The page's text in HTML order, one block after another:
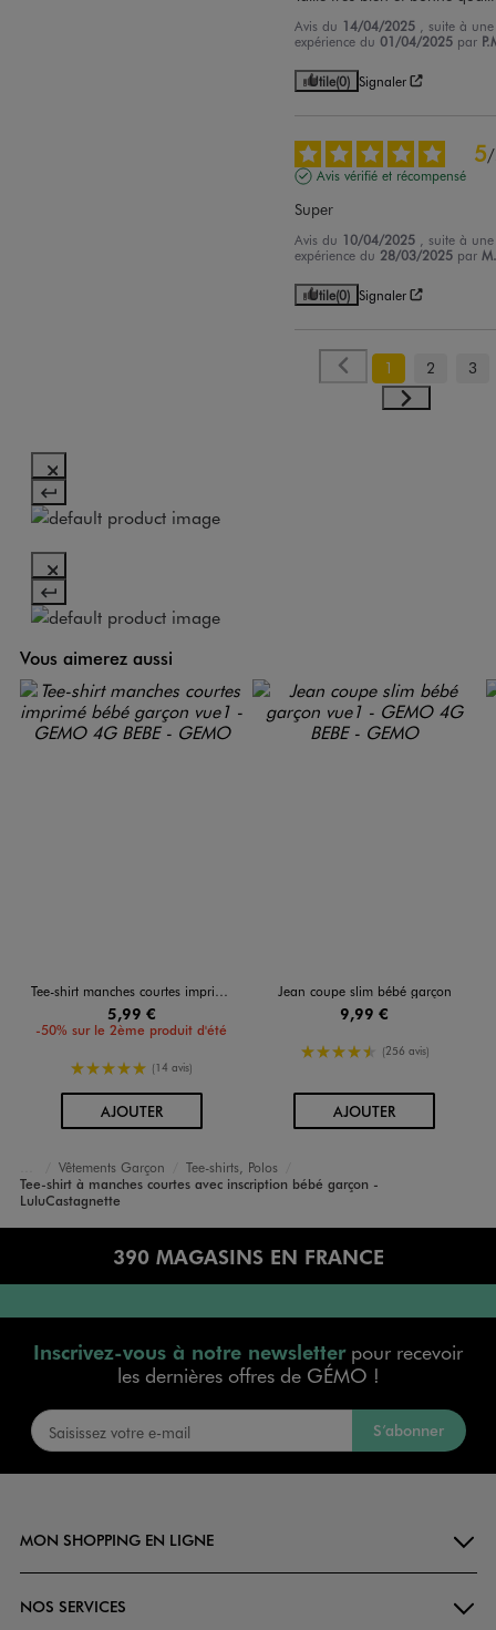
Avis du 14/04/2025
, suite à une
expérience du01/04/2025 par
Utile(0) Signaler
5/
Avis vérifié et récompensé
Super
Avis du 10/04/2025
, suite à une
expérience du 28/03/2025 par
Utile(0) Signaler
1 2 3
Vous aimerez aussi
Tee-shirt manches courtes imprimé bébé garçon
5,99 €
-50% sur le 2ème produit d'été
5/5 de moyenne
(14 avis)
AJOUTERAU PANIER
Jean coupe slim bébé garçon
9,99 €
4.5/5 de moyenne
(256 avis)
AJOUTERAU PANIER
Accueil
Bébé
Vêtements Garçon
Tee-shirts, Polos
Tee-shirt à manches courtes avec inscription bébé garçon -
LuluCastagnette
390 MAGASINS EN FRANCE
Inscrivez-vous à notre newsletterpour recevoir
les dernières offres de GÉMO !
S’abonner
MON SHOPPING EN LIGNE
NOS SERVICES